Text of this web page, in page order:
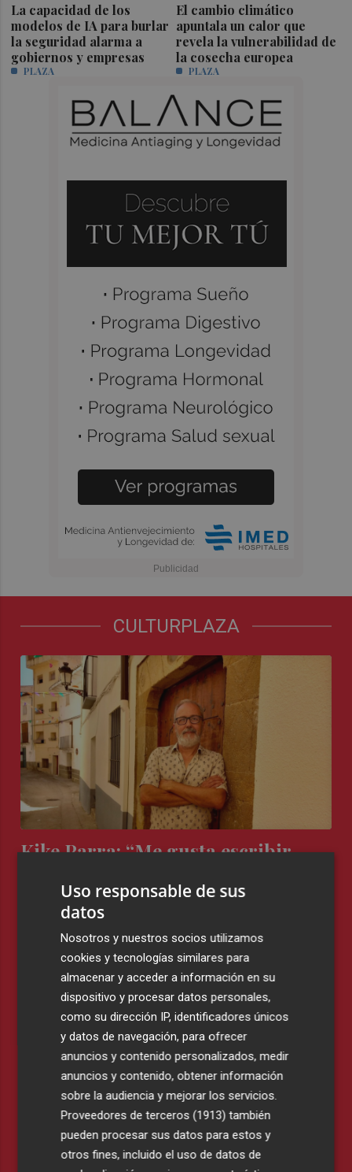
La capacidad de los
modelos de IA para burlar
la seguridad alarma a
gobiernos y empresas
PLAZA
El cambio climático
apuntala un calor que
revela la vulnerabilidad de
la cosecha europea
PLAZA
CULTURPLAZA
Kike Parra: “Me gusta escribir
LUCÍA MÁRQUEZ
‘Ecología del fuego’, un fanzine para
comprender el mundo entre llamas
TERESA MADUEÑO
Uso responsable de sus
datos
Nosotros y nuestros socios utilizamos
cookies y tecnologías similares para
almacenar y acceder a información en su
dispositivo y procesar datos personales,
como su dirección IP, identificadores únicos
y datos de navegación, para ofrecer
anuncios y contenido personalizados, medir
anuncios y contenido, obtener información
sobre la audiencia y mejorar los servicios.
Proveedores de terceros (1913) también
pueden procesar sus datos para estos y
otros fines, incluido el uso de datos de